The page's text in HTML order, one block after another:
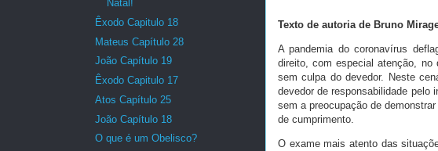
Texto de autoria de Bruno
A pandemia do coronavírus
direito, com especial atenção, no
sem culpa do devedor. Neste
devedor de responsabilidade pelo
sem a preocupação de
de cumprimento.
O exame mais atento das
Natal!
Êxodo Capitulo 18
Mateus Capítulo 28
João Capítulo 19
Êxodo Capitulo 17
Atos Capítulo 25
João Capítulo 18
O que é um Obelisco?